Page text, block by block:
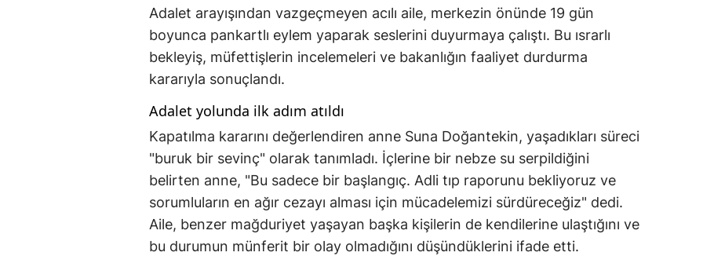
Adalet arayışından vazgeçmeyen acılı aile, merkezin önünde 19 gün
boyunca pankartlı eylem yaparak seslerini duyurmaya çalıştı. Bu ısrarlı
bekleyiş, müfettişlerin incelemeleri ve bakanlığın faaliyet durdurma
kararıyla sonuçlandı.
Adalet yolunda ilk adım atıldı
Kapatılma kararını değerlendiren anne Suna Doğantekin, yaşadıkları süreci
"buruk bir sevinç" olarak tanımladı. İçlerine bir nebze su serpildiğini
belirten anne, "Bu sadece bir başlangıç. Adli tıp raporunu bekliyoruz ve
sorumluların en ağır cezayı alması için mücadelemizi sürdüreceğiz" dedi.
Aile, benzer mağduriyet yaşayan başka kişilerin de kendilerine ulaştığını ve
bu durumun münferit bir olay olmadığını düşündüklerini ifade etti.